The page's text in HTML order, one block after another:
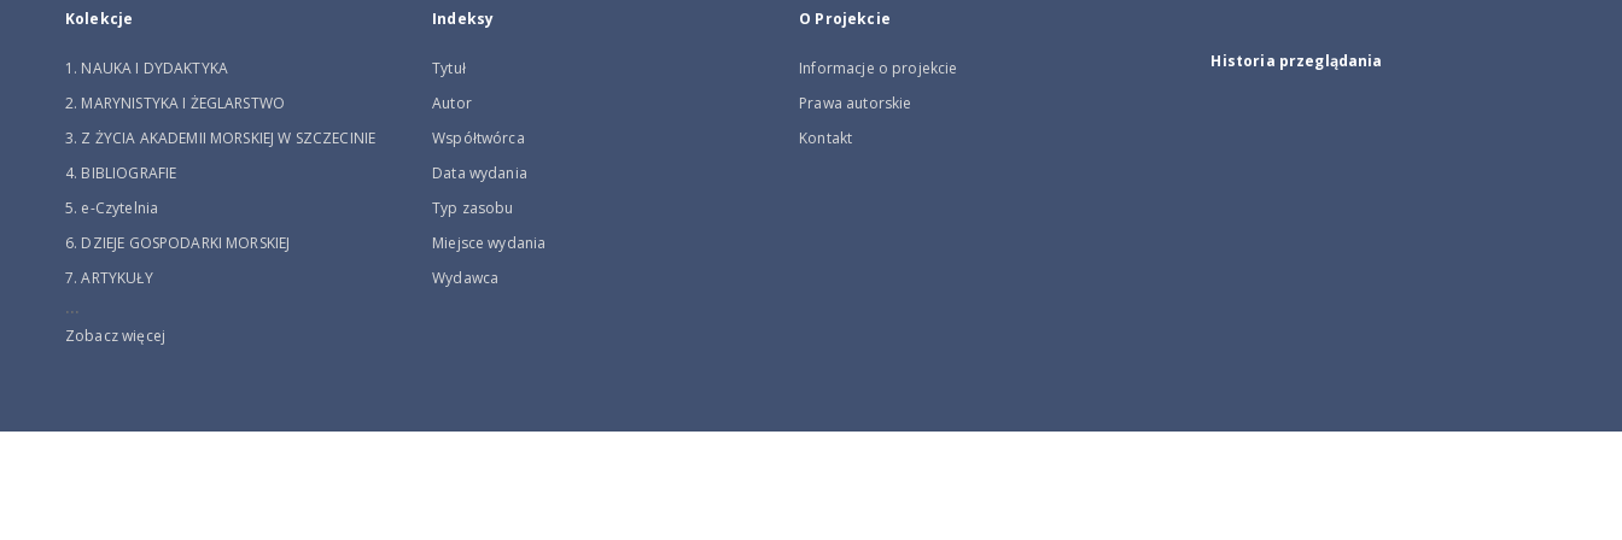
Kolekcje
1. NAUKA I DYDAKTYKA
2. MARYNISTYKA I ŻEGLARSTWO
3. Z ŻYCIA AKADEMII MORSKIEJ W SZCZECINIE
4. BIBLIOGRAFIE
5. e-Czytelnia
6. DZIEJE GOSPODARKI MORSKIEJ
7. ARTYKUŁY
...
Zobacz więcej
Indeksy
Tytuł
Autor
Współtwórca
Data wydania
Typ zasobu
Miejsce wydania
Wydawca
O Projekcie
Informacje o projekcie
Prawa autorskie
Kontakt
Historia przeglądania